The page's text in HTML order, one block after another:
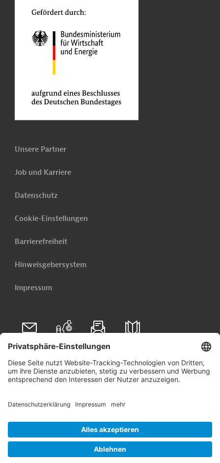
Unsere Partner
Job und Karriere
Datenschutz
Cookie-Einstellungen
Barrierefreiheit
Hinweisgebersystem
Impressum
Folgen Sie uns auf
Linkedin
© 2026 Germany Trade & Invest